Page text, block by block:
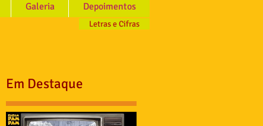
Galeria Depoimentos
Letras e Cifras
Em Destaque